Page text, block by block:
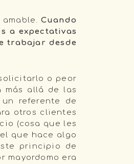
Cuando
a expectativas
trabajar desde
o peor
más allá de las
referente de
otros clientes
(cosa que les
que hace algo
principio de
mayordomo era